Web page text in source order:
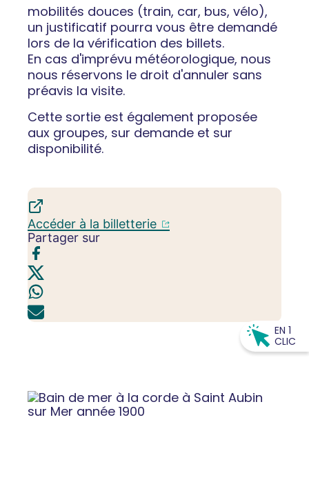
mobilités douces (train, car, bus, vélo),
un justificatif pourra vous être demandé
lors de la vérification des billets.
En cas d'imprévu météorologique, nous
nous réservons le droit d'annuler sans
préavis la visite.
Cette sortie est également proposée
aux groupes, sur demande et sur
disponibilité.
Accéder à la billetterie
Partager sur
EN 1
CLIC